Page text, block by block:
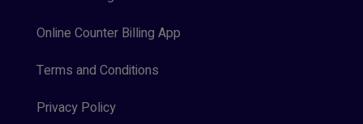
Online Counter Billing App
Terms and Conditions
Privacy Policy